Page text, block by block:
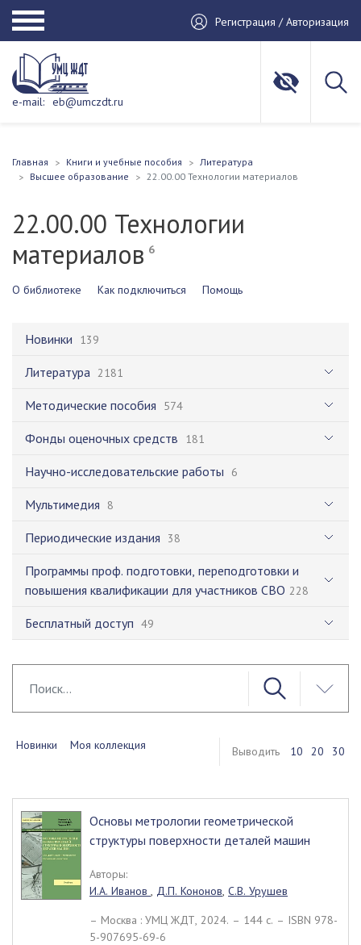
Регистрация / Авторизация
e-mail: eb@umczdt.ru
Главная Книги и учебные пособия
Литература
Высшее образование
22.00.00 Технологии материалов
22.00.00 Технологии
материалов6
О библиотеке Как подключиться Помощь
Новинки 139
Литература 2181
Методические пособия 574
Фонды оценочных средств 181
Научно-исследовательские работы 6
Мультимедия 8
Периодические издания 38
Программы проф. подготовки, переподготовки и
повышения квалификации для участников СВО 228
Бесплатный доступ 49
Новинки Моя коллекция Выводить 10 20 30
Основы метрологии геометрической
структуры поверхности деталей машин
Авторы:
И.А. Иванов , Д.П. Кононов, С.В. Урушев
– Москва : УМЦ ЖДТ, 2024. – 144 c. – ISBN 978-
5-907695-69-6